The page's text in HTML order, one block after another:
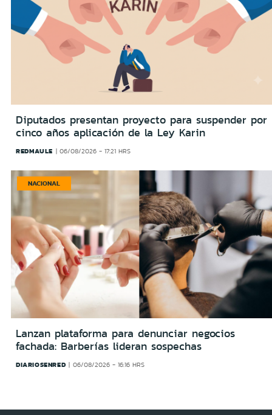
Diputados presentan proyecto para suspender por
cinco años aplicación de la Ley Karin
REDMAULE 06/08/2026 - 17:21 HRS
NACIONAL
Lanzan plataforma para denunciar negocios
fachada: Barberías lideran sospechas
DIARIOSENRED 06/08/2026 - 16:16 HRS